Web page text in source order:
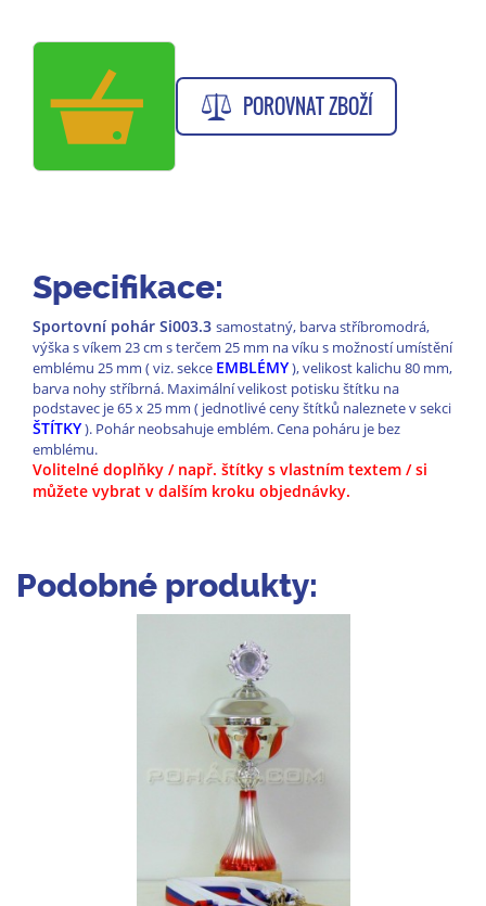
POROVNAT ZBOŽÍ
Specifikace:
Sportovní pohár Si003.3 samostatný, barva stříbromodrá,
výška s víkem 23 cm s terčem 25 mm na víku s možností umístění
emblému 25 mm ( viz. sekce EMBLÉMY), velikost kalichu 80 mm,
barva nohy stříbrná. Maximální velikost potisku štítku na
podstavec je 65 x 25 mm ( jednotlivé ceny štítků naleznete v sekci
ŠTÍTKY). Pohár neobsahuje emblém. Cena poháru je bez
emblému.
Volitelné doplňky / např. štítky s vlastním textem / si
můžete vybrat v dalším kroku objednávky.
Podobné produkty: